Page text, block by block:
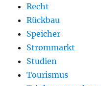
Recht
Rückbau
Speicher
Strommarkt
Studien
Tourismus